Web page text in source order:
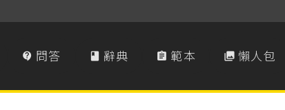
 問答  辭典  範本  懶人包